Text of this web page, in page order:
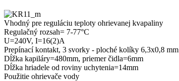
Vhodný pre reguláciu teploty ohrievanej kvapaliny
Regulačný rozsah= 7-77°C
U=240V, I=16(2)A
Prepínací kontakt, 3 svorky - ploché kolíky 6,3x0,8 mm
Dĺžka kapiláry=480mm, priemer čidla=6mm
Dĺžka hriadele od roviny uchytenia=14mm
Použitie ohrievače vody